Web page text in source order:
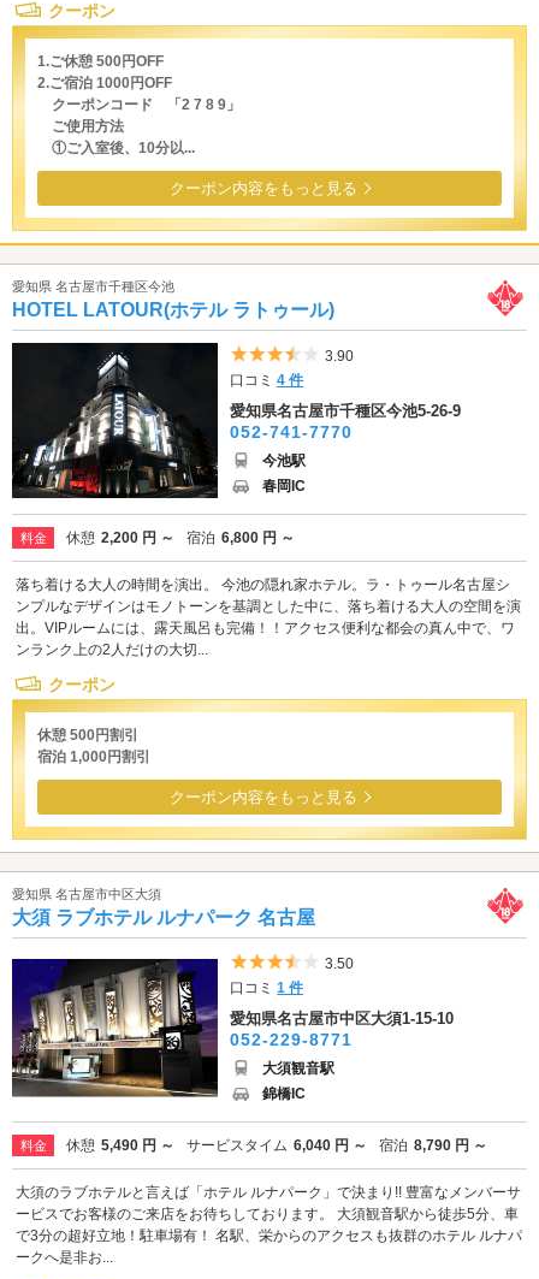
クーポン
1.ご休憩 500円OFF
2.ご宿泊 1000円OFF
クーポンコード 「2 7 8 9」
ご使用方法
①ご入室後、10分以...
クーポン内容をもっと見る
愛知県 名古屋市千種区今池
HOTEL LATOUR(ホテル ラトゥール)
5つ星のうち3.5
3.90
口コミ4 件
愛知県名古屋市千種区今池5-26-9
052-741-7770
今池駅
春岡IC
料金 休憩 2,200 円 ～ 宿泊 6,800 円 ～
落ち着ける大人の時間を演出。 今池の隠れ家ホテル。ラ・トゥール名古屋シ
ンプルなデザインはモノトーンを基調とした中に、落ち着ける大人の空間を演
出。VIPルームには、露天風呂も完備！！アクセス便利な都会の真ん中で、ワ
ンランク上の2人だけの大切...
クーポン
休憩 500円割引
宿泊 1,000円割引
クーポン内容をもっと見る
愛知県 名古屋市中区大須
大須 ラブホテル ルナパーク 名古屋
5つ星のうち3.5
3.50
口コミ1 件
愛知県名古屋市中区大須1-15-10
052-229-8771
大須観音駅
錦橋IC
料金 休憩 5,490 円 ～ サービスタイム 6,040 円 ～ 宿泊 8,790 円 ～
大須のラブホテルと言えば「ホテル ルナパーク」で決まり!! 豊富なメンバーサ
ービスでお客様のご来店をお待ちしております。 大須観音駅から徒歩5分、車
で3分の超好立地！駐車場有！ 名駅、栄からのアクセスも抜群のホテル ルナパ
ークへ是非お...